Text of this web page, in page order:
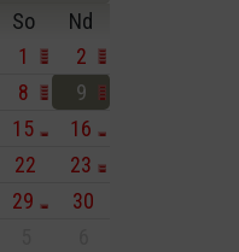
So
Nd
1
2
8
9
15
16
22
23
29
30